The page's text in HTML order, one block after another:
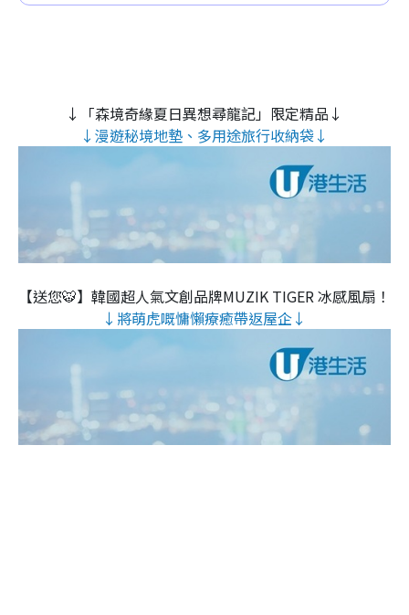
↓「森境奇緣夏日異想尋龍記」限定精品↓
↓漫遊秘境地墊、多用途旅行收納袋↓
【送您🐯】韓國超人氣文創品牌MUZIK TIGER 冰感風扇！
↓將萌虎嘅慵懶療癒帶返屋企↓